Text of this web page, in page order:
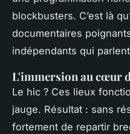
blockbusters. C’est là
documentaires
indépendants qui
L'immersion au cœur
Le hic ? Ces lieux
jauge. Résultat : sans
fortement de repartir